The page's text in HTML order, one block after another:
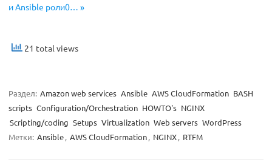
и Ansible роли0… »
21 total views
Раздел: Amazon web services Ansible AWS CloudFormation BASH
scripts Configuration/Orchestration HOWTO's NGINX
Scripting/coding Setups Virtualization Web servers WordPress
Метки: Ansible, AWS CloudFormation, NGINX, RTFM